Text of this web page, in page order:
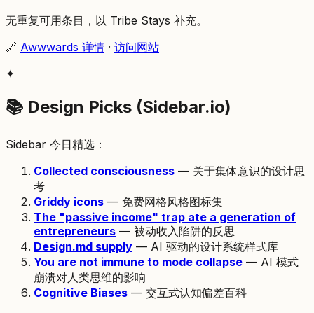
无重复可用条目，以 Tribe Stays 补充。
🔗 Awwwards 详情 · 访问网站
✦
📚 Design Picks (Sidebar.io)
Sidebar 今日精选：
Collected consciousness — 关于集体意识的设计思
考
Griddy icons — 免费网格风格图标集
The "passive income" trap ate a generation of
entrepreneurs — 被动收入陷阱的反思
Design.md supply — AI 驱动的设计系统样式库
You are not immune to mode collapse — AI 模式
崩溃对人类思维的影响
Cognitive Biases — 交互式认知偏差百科